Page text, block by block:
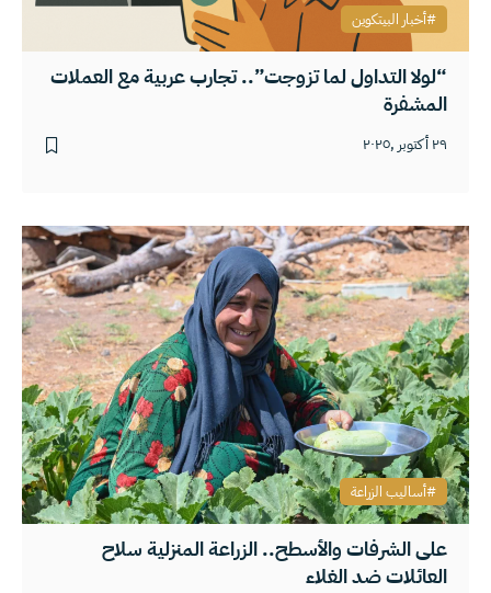
“لولا التداول لما تزوجت”.. تجارب عربية مع العملات
المشفرة
٢٩ أكتوبر ,٢٠٢٥
أخبار البيتكوين
على الشرفات والأسطح.. الزراعة المنزلية سلاح
العائلات ضد الغلاء
أساليب الزراعة